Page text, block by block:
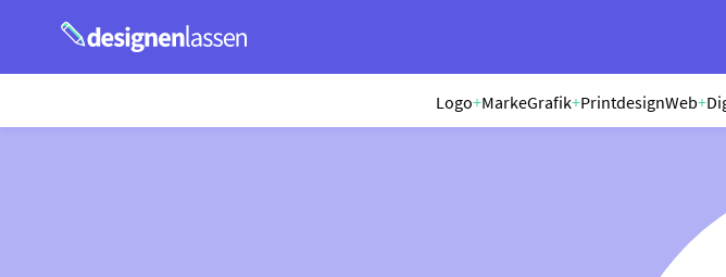
Logo+MarkeGrafik+PrintdesignWeb+